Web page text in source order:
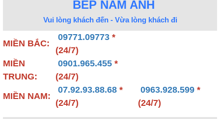
2. CÁC LOẠI PHÒNG
XÔNG HƠI ƯỚT TỰ
4. CÁC MẪU PHÒNG
VÌ SAO LẠI ĐÓNG PHÒNG XÔNG HƠI
ƯỚT TẠI NHÀ
BẾP NAM ANH
Vui lòng khách đến - Vừa lòng khách đi
MIỀN BẮC:
09771.09773 *
(24/7)
MIỀN
TRUNG:
0901.965.455 *
(24/7)
MIỀN NAM:
07.92.93.88.68 *
(24/7)
0963.928.599 *
(24/7)